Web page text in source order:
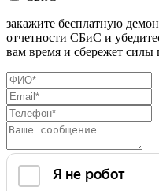
закажите бесплатную
отчетности СБиС и
вам время и сбережет силы